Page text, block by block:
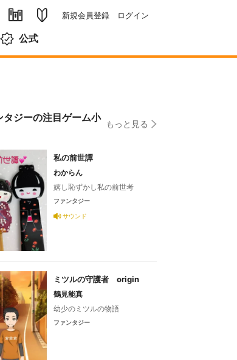
新規会員登録 ログイン
公式
タジーの注目ゲーム小 もっと見る
私の前世譚
わからん
嬉し恥ずかし私の前世考
ファンタジー
サウンド
ミツルの守護者 origin
鶴見能真
幼少のミツルの物語
ファンタジー